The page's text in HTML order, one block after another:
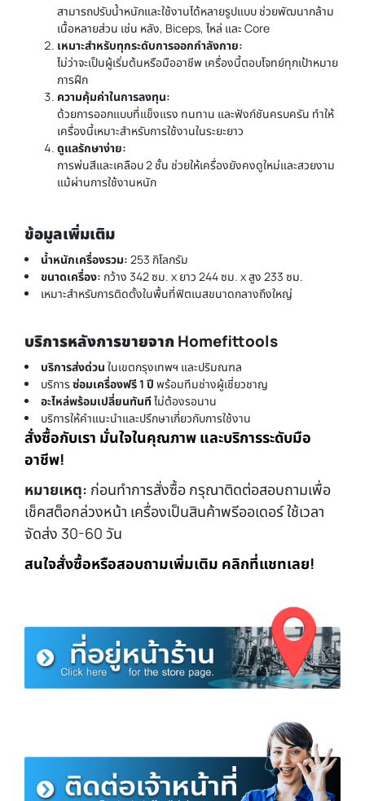
สามารถปรับน้ำหนักและใช้งานได้หลายรูปแบบ ช่วยพัฒนากล้าม
เนื้อหลายส่วน เช่น หลัง, Biceps, ไหล่ และ Core
เหมาะสำหรับทุกระดับการออกกำลังกาย:
ไม่ว่าจะเป็นผู้เริ่มต้นหรือมืออาชีพ เครื่องนี้ตอบโจทย์ทุกเป้าหมาย
การฝึก
ความคุ้มค่าในการลงทุน:
ด้วยการออกแบบที่แข็งแรง ทนทาน และฟังก์ชันครบครัน ทำให้
เครื่องนี้เหมาะสำหรับการใช้งานในระยะยาว
ดูแลรักษาง่าย:
การพ่นสีและเคลือบ 2 ชั้น ช่วยให้เครื่องยังคงดูใหม่และสวยงาม
แม้ผ่านการใช้งานหนัก
ข้อมูลเพิ่มเติม
น้ำหนักเครื่องรวม: 253 กิโลกรัม
ขนาดเครื่อง: กว้าง 342 ซม. x ยาว 244 ซม. x สูง 233 ซม.
เหมาะสำหรับการติดตั้งในพื้นที่ฟิตเนสขนาดกลางถึงใหญ่
บริการหลังการขายจาก Homefittools
บริการส่งด่วน ในเขตกรุงเทพฯ และปริมณฑล
บริการซ่อมเครื่องฟรี 1 ปี พร้อมทีมช่างผู้เชี่ยวชาญ
อะไหล่พร้อมเปลี่ยนทันที ไม่ต้องรอนาน
บริการให้คำแนะนำและปรึกษาเกี่ยวกับการใช้งาน
สั่งซื้อกับเรา มั่นใจในคุณภาพ และบริการระดับมือ
อาชีพ!
หมายเหตุ: ก่อนทำการสั่งซื้อ กรุณาติดต่อสอบถามเพื่อ
เช็คสต็อกล่วงหน้า เครื่องเป็นสินค้าพรีออเดอร์ ใช้เวลา
จัดส่ง 30-60 วัน
สนใจสั่งซื้อหรือสอบถามเพิ่มเติม คลิกที่แชทเลย!